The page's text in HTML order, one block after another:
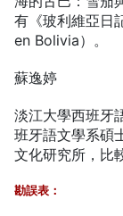
有《玻利維亞日
en Bolivia）。
蘇逸婷
淡江大學西班牙
班牙語文學系碩
文化研究所，比
勘誤表：